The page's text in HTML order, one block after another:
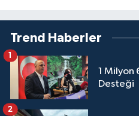
Trend Haberler
1 Milyon
Desteği
1
2